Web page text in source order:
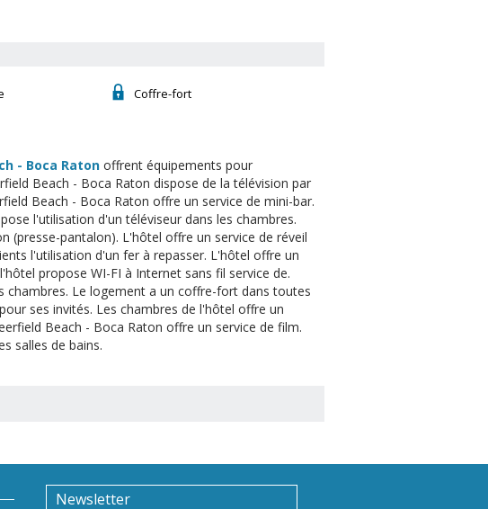
Coffre-fort
- Boca Raton offrent équipements pour
Beach - Boca Raton dispose de la télévision par
Beach - Boca Raton offre un service de mini-bar.
l'utilisation d'un téléviseur dans les chambres.
(presse-pantalon). L'hôtel offre un service de réveil
l'utilisation d'un fer à repasser. L'hôtel offre un
propose WI-FI à Internet sans fil service de.
chambres. Le logement a un coffre-fort dans toutes
ses invités. Les chambres de l'hôtel offre un
Beach - Boca Raton offre un service de film.
salles de bains.
Newsletter